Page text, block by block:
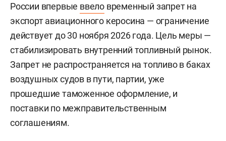
России впервые ввело временный запрет на
экспорт авиационного керосина — ограничение
действует до 30 ноября 2026 года. Цель меры —
стабилизировать внутренний топливный рынок.
Запрет не распространяется на топливо в баках
воздушных судов в пути, партии, уже
прошедшие таможенное оформление, и
поставки по межправительственным
соглашениям.